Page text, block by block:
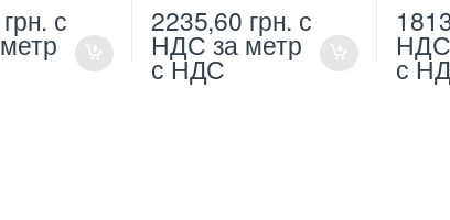
грн. с 2235,60 грн. с
НДС за метр
с НДС
НДС
с